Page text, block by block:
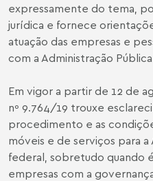
expressamente do tema,
jurídica e fornece
atuação das empresas e
com a Administração
Em vigor a partir de 12 de
nº 9.764/19 trouxe
procedimento e as
móveis e de serviços para a
federal, sobretudo quando
empresas com a